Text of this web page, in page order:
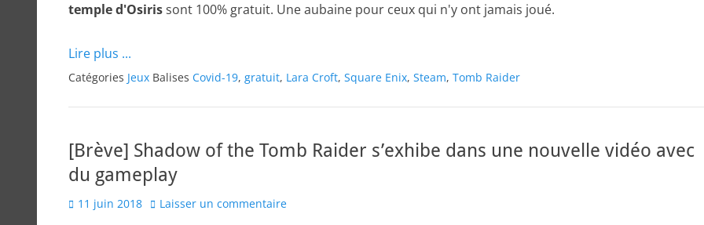
temple d'Osirissont 100% gratuit. Une aubaine pour ceux qui n'y ont jamais joué.
Lire plus ...
Catégories Jeux Balises Covid-19, gratuit, Lara Croft, Square Enix, Steam, Tomb Raider
[Brève] Shadow of the Tomb Raider s’exhibe dans une nouvelle vidéo avec
du gameplay
Posted
11 juin 2018 Laisser un commentaire